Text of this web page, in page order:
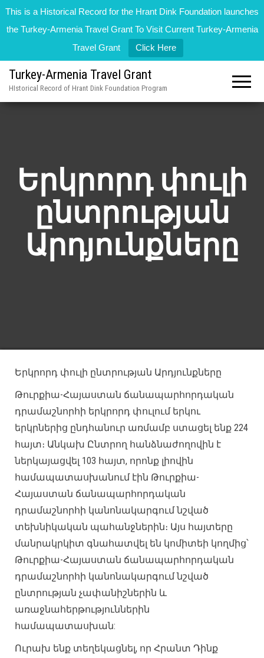
This is a Historical Record for the Hrant Dink Foundation launches
the Turkey-Armenia Travel Grant To Visit Current Turkey-Armenia
Travel Grant
Click Here
Turkey-Armenia Travel Grant
HIstorical Record of Hrant Dink Foundation Program
Երկրորդ փուլի
ընտրության
Արդյունքները
Երկրորդ փուլի ընտրության Արդյունքները
Թուրքիա-Հայաստան ճանապարհորդական
դրամաշնորհի երկրորդ փուլում երկու
երկրներից ընդհանուր առմամբ ստացել ենք 224
հայտ։ Անկախ Ընտրող հանձնաժողովին է
ներկայացվել 103 հայտ, որոնք լիովին
համապատասխանում էին Թուրքիա-
Հայաստան ճանապարհորդական
դրամաշնորհի կանոնակարգում նշված
տեխնիկական պահանջներին։ Այս հայտերը
մանրակրկիտ գնահատվել են կոմիտեի կողմից՝
Թուրքիա-Հայաստան ճանապարհորդական
դրամաշնորհի կանոնակարգում նշված
ընտրության չափանիշներին և
առաջնահերթություններին
համապատասխան:
Ուրախ ենք տեղեկացնել, որ Հրանտ Դինք